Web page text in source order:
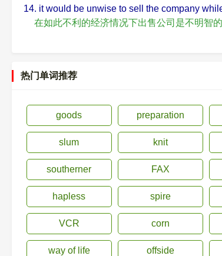
14. it would be unwise to sell the company
在如此不利的经济情况下出售公司是不明智的
热门单词推荐
goods preparation
slum knit
southerner FAX
hapless spire
VCR corn
way of life offside